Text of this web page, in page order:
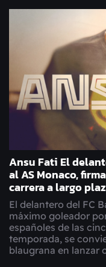
Ansu Fati El
al AS Monaco,
carrera a largo
El delantero del FC
máximo goleador
españoles de las
temporada, se
blaugrana en lanzar